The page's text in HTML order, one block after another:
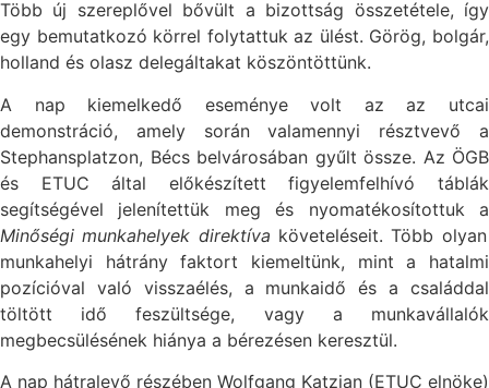
Több új szereplővel bővült a bizottság összetétele, így
egy bemutatkozó körrel folytattuk az ülést. Görög, bolgár,
holland és olasz delegáltakat köszöntöttünk.
A nap kiemelkedő eseménye volt az az utcai
demonstráció, amely során valamennyi résztvevő a
Stephansplatzon, Bécs belvárosában gyűlt össze. Az ÖGB
és ETUC által előkészített figyelemfelhívó táblák
segítségével jelenítettük meg és nyomatékosítottuk a
Minőségi munkahelyek direktíva követeléseit. Több olyan
munkahelyi hátrány faktort kiemeltünk, mint a hatalmi
pozícióval való visszaélés, a munkaidő és a családdal
töltött idő feszültsége, vagy a munkavállalók
megbecsülésének hiánya a bérezésen keresztül.
A nap hátralevő részében Wolfgang Katzian (ETUC elnöke)